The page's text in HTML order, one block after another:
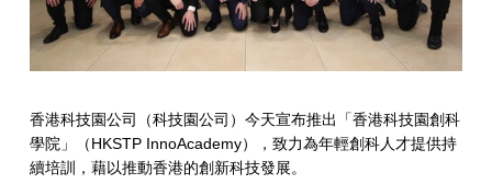
香港科技園公司（科技園公司）今天宣布推出「香港科技園創科
學院」（HKSTP InnoAcademy），致力為年輕創科人才提供持
續培訓，藉以推動香港的創新科技發展。